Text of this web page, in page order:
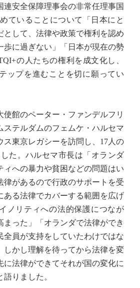
連安全保障理事会の非常任理事国
ていることについて「日本にと
として、法律や政策で権利を認め
歩に過ぎない」「日本が現在の勢
の人たちの権利を成文化し、
ップを進むことを切に願ってい
館のペーター・ファンデルフリ
ステルダムのフェムケ・ハルセマ
ス東京レガシーを訪問し、17人の
た。ハルセマ市長は「オランダ
ィへの暴力や貧困などの問題はい
律があるので行政のサポートを受
ある法律でカバーする範囲を広げ
ノリティへの法的保護につなが
まった」「オランダで法律ができ
全員が支持をしていたわけではな
しかし理解を待ってから法律を変
に法律ができてそれが国の変化に
りました。